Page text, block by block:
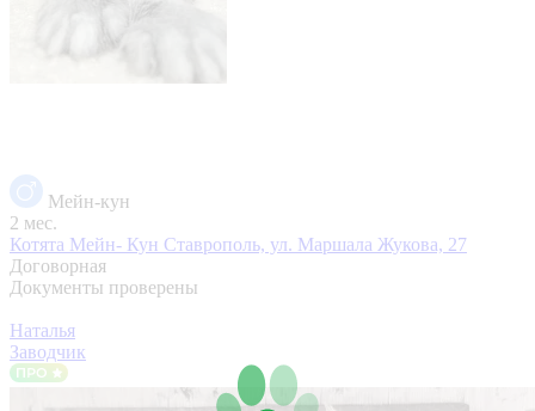
Мейн-кун
2 мес.
Котята Мейн- Кун Ставрополь, ул. Маршала Жукова, 27
Договорная
Документы проверены
Наталья
Заводчик